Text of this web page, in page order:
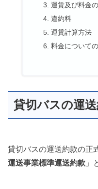
運賃及び料金
違約料
運賃計算方法
料金について
貸切バスの運
貸切バスの運送約款の正
運送事業標準運送約款 」